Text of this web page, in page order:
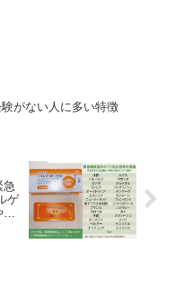
がない人に多い特徴
急
ゲ
ド